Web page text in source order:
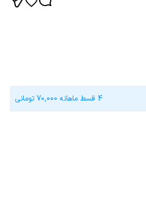
4 قسط ماهانه 70,000 تومانی